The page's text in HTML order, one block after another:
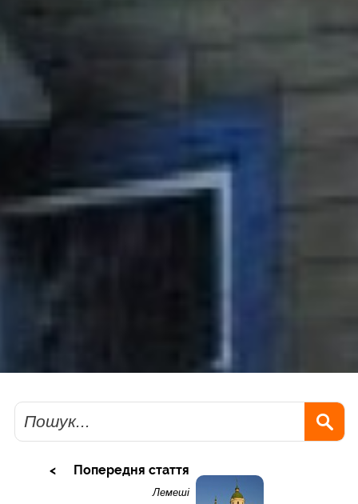
Пошук
Попередня стаття
Лемеші